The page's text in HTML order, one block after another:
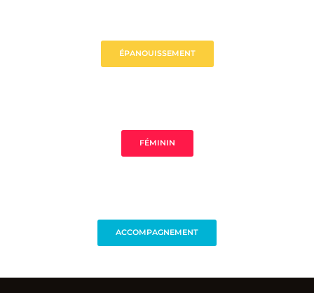
ÉPANOUISSEMENT
FÉMININ
ACCOMPAGNEMENT